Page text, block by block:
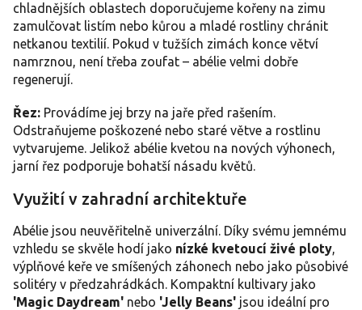
chladnějších oblastech doporučujeme kořeny na zimu
zamulčovat listím nebo kůrou a mladé rostliny chránit
netkanou textilií. Pokud v tužších zimách konce větví
namrznou, není třeba zoufat – abélie velmi dobře
regenerují.
Řez: Provádíme jej brzy na jaře před rašením.
Odstraňujeme poškozené nebo staré větve a rostlinu
vytvarujeme. Jelikož abélie kvetou na nových výhonech,
jarní řez podporuje bohatší násadu květů.
Využití v zahradní architektuře
Abélie jsou neuvěřitelně univerzální. Díky svému jemnému
vzhledu se skvěle hodí jako nízké kvetoucí živé ploty,
výplňové keře ve smíšených záhonech nebo jako působivé
solitéry v předzahrádkách. Kompaktní kultivary jako
'Magic Daydream' nebo 'Jelly Beans' jsou ideální pro